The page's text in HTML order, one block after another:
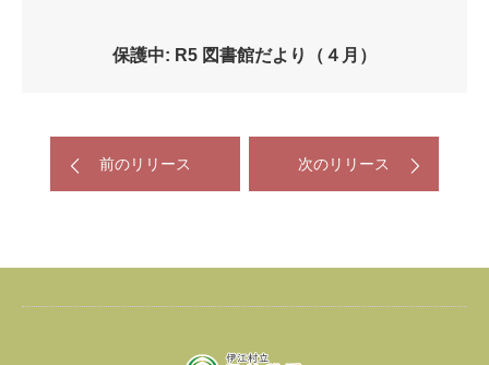
保護中: R5 図書館だより（４月）
前のリリース 次のリリース